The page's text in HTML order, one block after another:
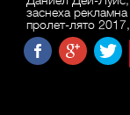
заснеха
пролет-лято